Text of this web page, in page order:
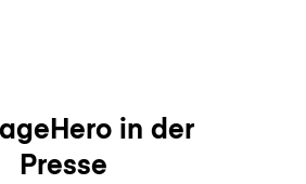
in der
Presse